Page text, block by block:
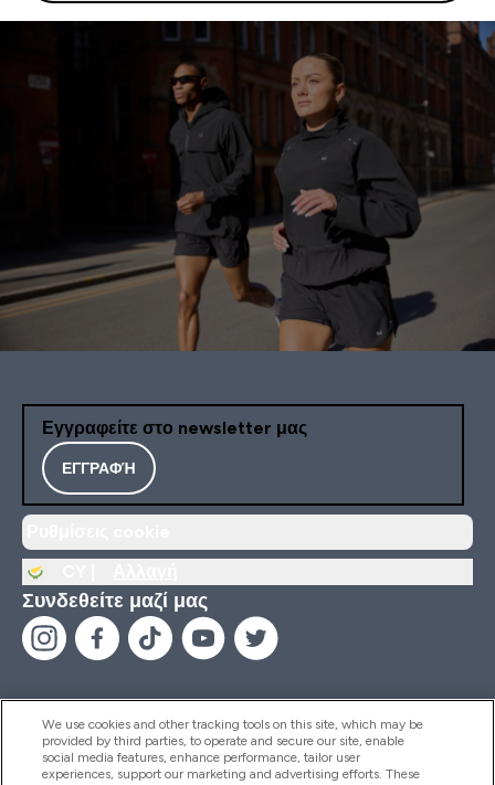
Εγγραφείτε στο newsletter μας
ΕΓΓΡΑΦΉ
Συνδεθείτε μαζί μας
Βοήθεια & Πληροφορίες
We use cookies and other tracking tools on this site, which may be
provided by third parties, to operate and secure our site, enable
social media features, enhance performance, tailor user
experiences, support our marketing and advertising efforts. These